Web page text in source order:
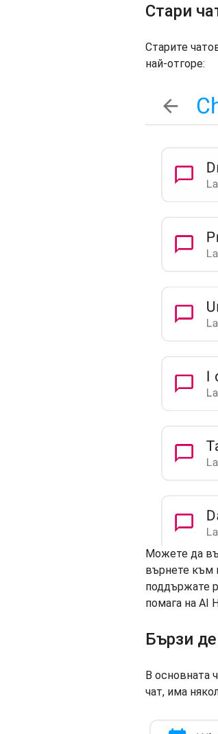
Стари
Старите
най-отгоре:
Можете да
върнете към
поддържате
помага на AI
Бързи
В основната
чат, има